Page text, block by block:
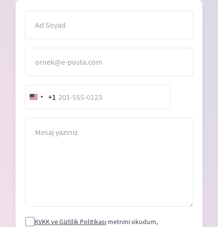
United
States
+1
KVKK ve Gizlilik Politikası metnini okudum,